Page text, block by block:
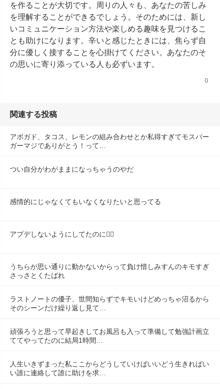
を作ることが大切です。周りの人々も、あなたの苦しみ
を理解することができるでしょう。そのためには、新し
いコミュニケーション方法や楽しめる趣味を見つけるこ
とも助けになります。辛いと感じたときには、焦らず自
分に優しく接することを心掛けてください。あなたのそ
の思いに寄り添っている人も必ずいます。
0
関連する投稿
アボガド、タコス、レモンの組み合わせとか私得すぎてモスバー
ガーマジでありがとう！って…
つい自分がわがままになっちゃうのやだ
感情的にじゃなくてもいなくなりたいと思ってる
アプデしないようにしてたのに😶‍🌫️
うちらが思い通りに動かないからって負け惜しみすんのキモすぎ
さっさとくたばれ
ラストノートの優子、世間知らずでキモいけどめっちゃ沼るから
そのシーンだけ繰り返し見て…
頑張ろうと思って早起きしてお風呂も入って準備して勉強計画立
ててやってたのに結局1時間…
人生いきずまった私ここからどうしていけばいいどう生きればい
い誰に連絡して誰に助けを求…